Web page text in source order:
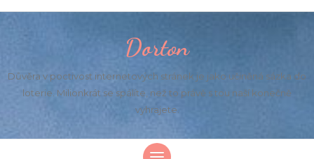
Dorton
Důvěra v poctivost internetových stránek je jako učiněná sázka do
loterie. Milionkrát se spálíte, než to právě s tou naší konečně
vyhrajete.